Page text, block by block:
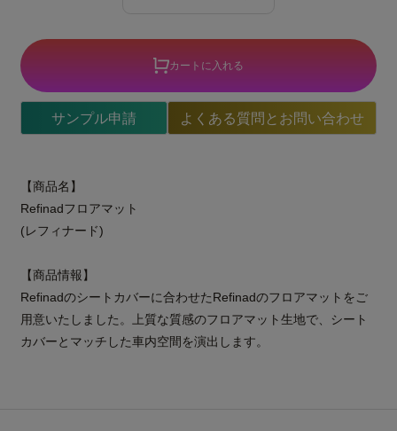
カートに入れる
サンプル申請 よくある質問とお問い合わせ
【商品名】
Refinadフロアマット
(レフィナード)
【商品情報】
Refinadのシートカバーに合わせたRefinadのフロアマットをご
用意いたしました。上質な質感のフロアマット生地で、シート
カバーとマッチした車内空間を演出します。